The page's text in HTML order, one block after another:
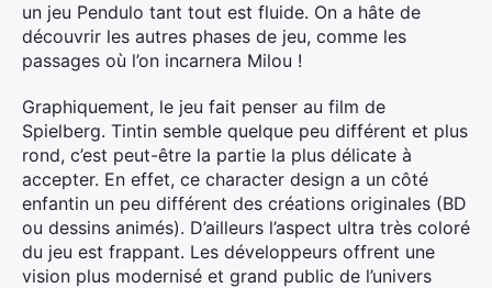
un jeu Pendulo tant tout est fluide. On a hâte de
découvrir les autres phases de jeu, comme les
passages où l’on incarnera Milou !
Graphiquement, le jeu fait penser au film de
Spielberg. Tintin semble quelque peu différent et plus
rond, c’est peut-être la partie la plus délicate à
accepter. En effet, ce character design a un côté
enfantin un peu différent des créations originales (BD
ou dessins animés). D’ailleurs l’aspect ultra très coloré
du jeu est frappant. Les développeurs offrent une
vision plus modernisé et grand public de l’univers